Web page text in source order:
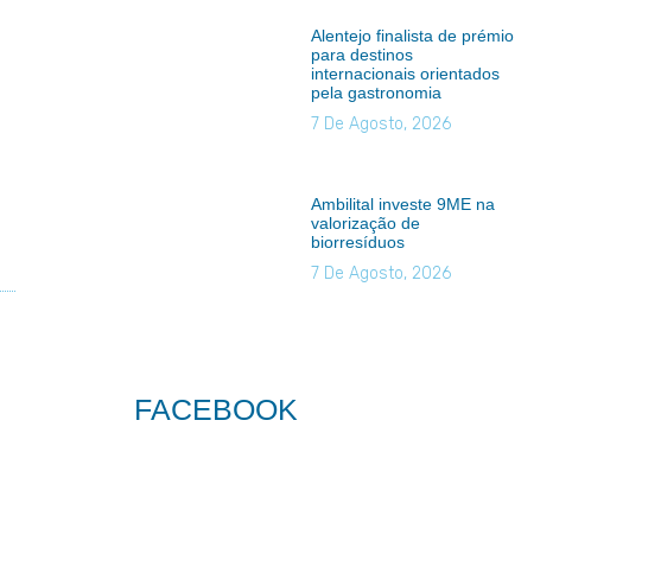
Alentejo finalista de prémio
para destinos
internacionais orientados
pela gastronomia
7 De Agosto, 2026
Ambilital investe 9ME na
valorização de
biorresíduos
7 De Agosto, 2026
FACEBOOK